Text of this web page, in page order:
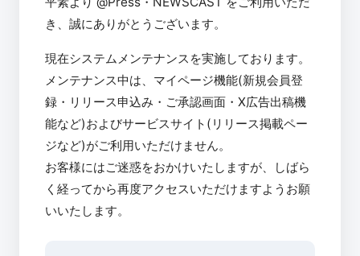
き、誠にありがとうございます。
現在システムメンテナンスを実施しております。
メンテナンス中は、マイページ機能(新規会員登
録・リリース申込み・ご承認画面・X広告出稿機
能など)およびサービスサイト(リリース掲載ペー
ジなど)がご利用いただけません。
お客様にはご迷惑をおかけいたしますが、しばら
く経ってから再度アクセスいただけますようお願
いいたします。